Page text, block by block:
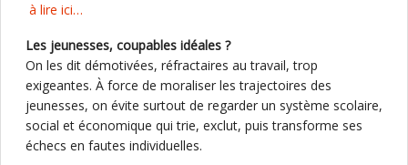
à lire ici…
Les jeunesses, coupables idéales ?
On les dit démotivées, réfractaires au travail, trop
exigeantes. À force de moraliser les trajectoires des
jeunesses, on évite surtout de regarder un système scolaire,
social et économique qui trie, exclut, puis transforme ses
échecs en fautes individuelles.